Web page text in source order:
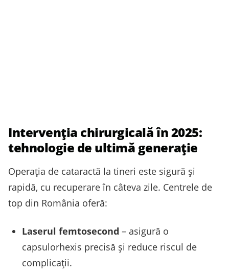
Intervenţia chirurgicală în 2025:
tehnologie de ultimă generație
Operaţia de cataractă la tineri este sigură şi
rapidă, cu recuperare în câteva zile. Centrele de
top din România oferă:
Laserul femtosecond – asigură o
capsulorhexis precisă şi reduce riscul de
complicaţii.